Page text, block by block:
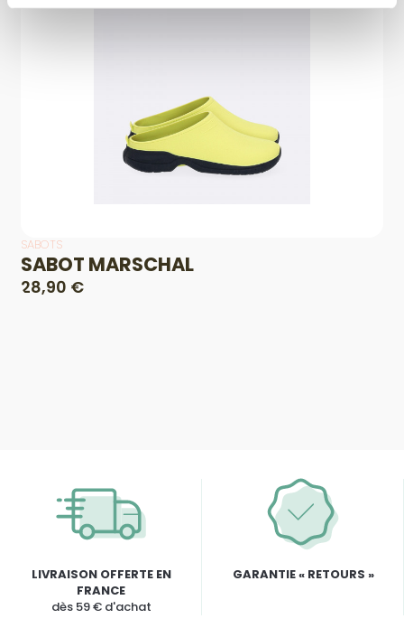
SABOTS
SABOT MARSCHAL
28,90 €
LIVRAISON OFFERTE EN
FRANCE
dès 59 € d'achat
GARANTIE « RETOURS »